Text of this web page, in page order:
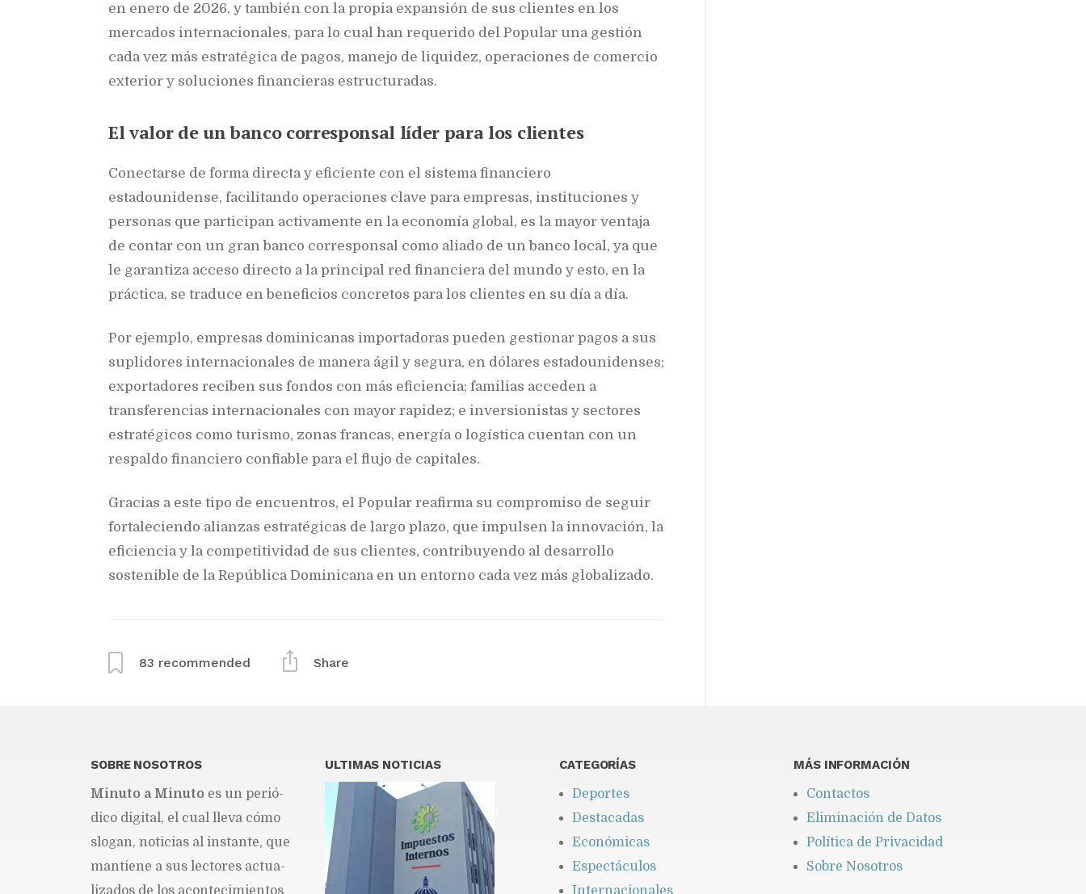
en enero de 2026, y también con la propia expansión de sus clientes en los
mercados internacionales, para lo cual han requerido del Popular una gestión
cada vez más estratégica de pagos, manejo de liquidez, operaciones de comercio
exterior y soluciones financieras estructuradas.
El valor de un banco corresponsal líder para los clientes
Conectarse de forma directa y eficiente con el sistema financiero
estadounidense, facilitando operaciones clave para empresas, instituciones y
personas que participan activamente en la economía global, es la mayor ventaja
de contar con un gran banco corresponsal como aliado de un banco local, ya que
le garantiza acceso directo a la principal red financiera del mundo y esto, en la
práctica, se traduce en beneficios concretos para los clientes en su día a día.
Por ejemplo, empresas dominicanas importadoras pueden gestionar pagos a sus
suplidores internacionales de manera ágil y segura, en dólares estadounidenses;
exportadores reciben sus fondos con más eficiencia; familias acceden a
transferencias internacionales con mayor rapidez; e inversionistas y sectores
estratégicos como turismo, zonas francas, energía o logística cuentan con un
respaldo financiero confiable para el flujo de capitales.
Gracias a este tipo de encuentros, el Popular reafirma su compromiso de seguir
fortaleciendo alianzas estratégicas de largo plazo, que impulsen la innovación, la
eficiencia y la competitividad de sus clientes, contribuyendo al desarrollo
sostenible de la República Dominicana en un entorno cada vez más globalizado.
83 recommended Share
SOBRE NOSOTROS
Mi­nu­to a Mi­nu­to es un pe­rió­
di­co di­gi­tal, el cual lle­va cómo
slo­gan, no­ti­cias al ins­tan­te, que
man­tie­ne a sus lec­to­res ac­tua­
li­za­dos de los acon­te­ci­mien­tos
ULTIMAS NOTICIAS
CATEGORÍAS
Deportes
Destacadas
Económicas
Espectáculos
Internacionales
MÁS INFORMACIÓN
Contactos
Eliminación de Datos
Política de Privacidad
Sobre Nosotros